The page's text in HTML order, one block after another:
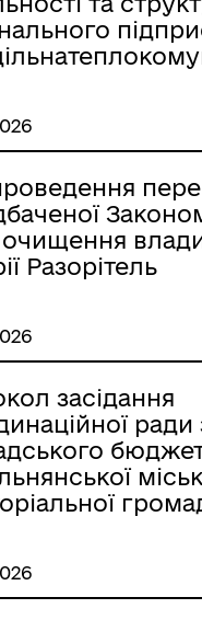
Разорітель
засідання
ради